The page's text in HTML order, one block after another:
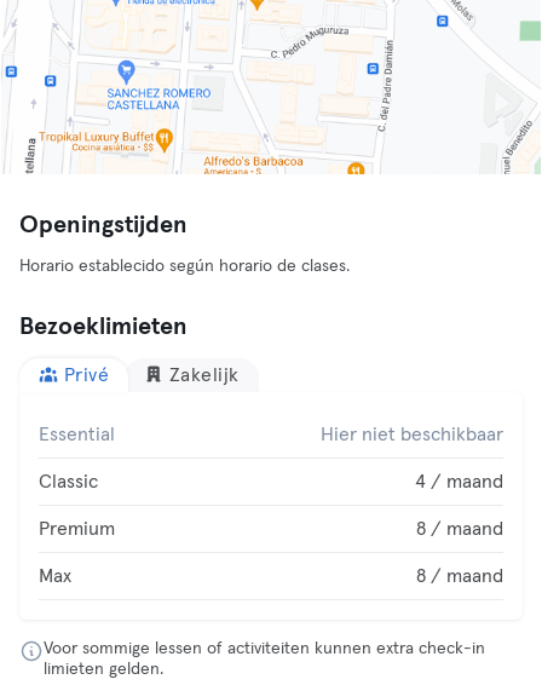
Openingstijden
Horario establecido según horario de clases.
Bezoeklimieten
Privé Zakelijk
Essential Hier niet beschikbaar
Classic 4 / maand
Premium 8 / maand
Max 8 / maand
Voor sommige lessen of activiteiten kunnen extra check-in
limieten gelden.